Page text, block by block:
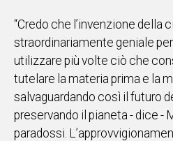
IN
ITALIA
NEL
MONDO
SPORT
EVENTI
STORIE
“Credo che l’invenzione della
straordinariamente geniale
utilizzare più volte ciò che
tutelare la materia prima e la
salvaguardando così il futuro
preservando il pianeta - dice -
paradossi.